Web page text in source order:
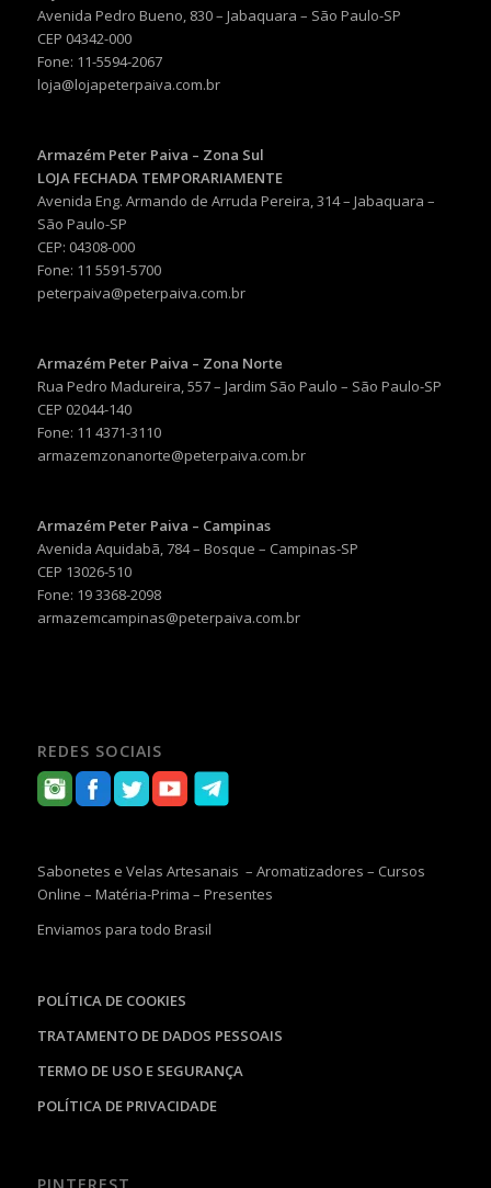
Avenida Pedro Bueno, 830 – Jabaquara – São Paulo-SP
CEP 04342-000
Fone: 11-5594-2067
loja@lojapeterpaiva.com.br
Armazém Peter Paiva – Zona Sul
LOJA FECHADA TEMPORARIAMENTE
Avenida Eng. Armando de Arruda Pereira, 314 – Jabaquara –
São Paulo-SP
CEP: 04308-000
Fone: 11 5591-5700
peterpaiva@peterpaiva.com.br
Armazém Peter Paiva – Zona Norte
Rua Pedro Madureira, 557 – Jardim São Paulo – São Paulo-SP
CEP 02044-140
Fone: 11 4371-3110
armazemzonanorte@peterpaiva.com.br
Armazém Peter Paiva – Campinas
Avenida Aquidabã, 784 – Bosque – Campinas-SP
CEP 13026-510
Fone: 19 3368-2098
armazemcampinas@peterpaiva.com.br
REDES SOCIAIS
Sabonetes e Velas Artesanais – Aromatizadores – Cursos
Online – Matéria-Prima – Presentes
Enviamos para todo Brasil
POLÍTICA DE COOKIES
TRATAMENTO DE DADOS PESSOAIS
TERMO DE USO E SEGURANÇA
POLÍTICA DE PRIVACIDADE